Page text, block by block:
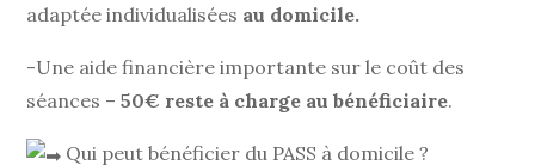
adaptée individualisées au domicile.
-Une aide financière importante sur le coût des
séances –50€ reste à charge au bénéficiaire.
Qui peut bénéficier du PASS à domicile ?